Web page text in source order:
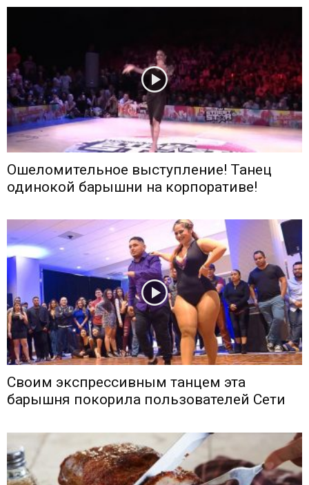
Ошеломительное выступление! Танец
одинокой барышни на корпоративе!
Своим экспрессивным танцем эта
барышня покорила пользователей Сети